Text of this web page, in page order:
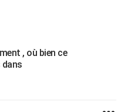
, où bien ce